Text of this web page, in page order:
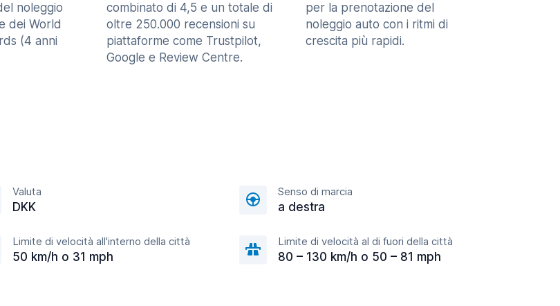
noleggio
dei World
(4 anni
combinato di 4,5 e un totale di
oltre 250.000 recensioni su
piattaforme come Trustpilot,
Google e Review Centre.
per la prenotazione del
noleggio auto con i ritmi di
crescita più rapidi.
Valuta
DKK
Senso di marcia
a destra
Limite di velocità all'interno della città
50 km/h o 31 mph
Limite di velocità al di fuori della città
80 – 130 km/h o 50 – 81 mph